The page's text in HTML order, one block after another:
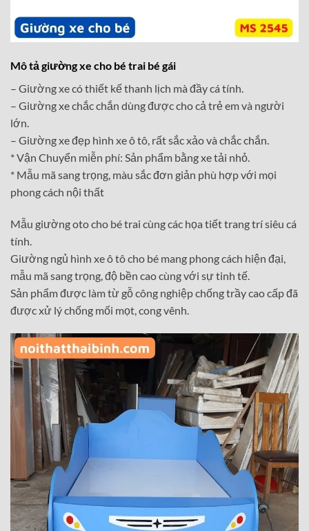
Mô tả giường xe cho bé trai bé gái
– Giường xe có thiết kế thanh lịch mà đầy cá tính.
– Giường xe chắc chắn dùng được cho cả trẻ em và người
lớn.
– Giường xe đẹp hình xe ô tô, rất sắc xảo và chắc chắn.
* Vận Chuyển miễn phí: Sản phẩm bằng xe tải nhỏ.
* Mẫu mã sang trọng, màu sắc đơn giản phù hợp với mọi
phong cách nội thất
Mẫu giường oto cho bé trai cùng các họa tiết trang trí siêu cá
tính.
Giường ngủ hình xe ô tô cho bé mang phong cách hiện đại,
mẫu mã sang trọng, độ bền cao cùng với sự tinh tế.
Sản phẩm được làm từ gỗ công nghiệp chống trầy cao cấp đã
được xử lý chống mối mọt, cong vênh.